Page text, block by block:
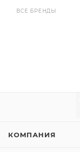
ВСЕ БРЕНДЫ
КОМПАНИЯ